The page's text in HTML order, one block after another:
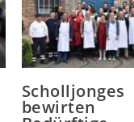
Scholljonges
bewirten